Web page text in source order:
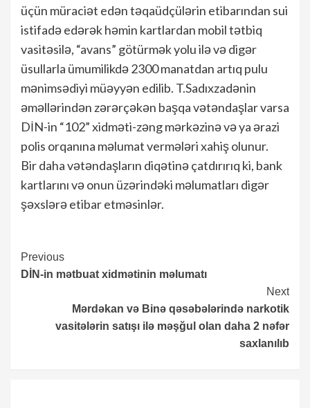
üçün müraciət edən təqaüdçülərin etibarından sui
istifadə edərək həmin kartlardan mobil tətbiq
vasitəsilə, “avans” götürmək yolu ilə və digər
üsullarla ümumilikdə 2300 manatdan artıq pulu
mənimsədiyi müəyyən edilib. T.Sadıxzadənin
əməllərindən zərərçəkən başqa vətəndaşlar varsa
DİN-in “102” xidməti-zəng mərkəzinə və ya ərazi
polis orqanına məlumat vermələri xahiş olunur.
Bir daha vətəndaşların diqətinə çatdırırıq ki, bank
kartlarını və onun üzərindəki məlumatları digər
şəxslərə etibar etməsinlər.
Continue
Reading
Previous
DİN-in mətbuat xidmətinin məlumatı
Next
Mərdəkan və Binə qəsəbələrində narkotik
vasitələrin satışı ilə məşğul olan daha 2 nəfər
saxlanılıb